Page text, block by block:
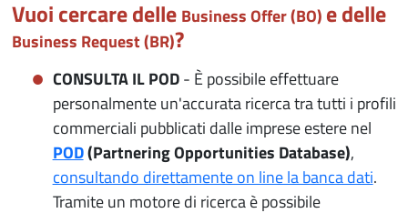
Vuoi cercare delle Business Offer (BO) e delle
Business Request (BR)?
CONSULTA IL POD- È possibile effettuare
personalmente un'accurata ricerca tra tutti i profili
commerciali pubblicati dalle imprese estere nel
POD(Partnering Opportunities Database),
consultando direttamente on line la banca dati.
Tramite un motore di ricerca è possibile